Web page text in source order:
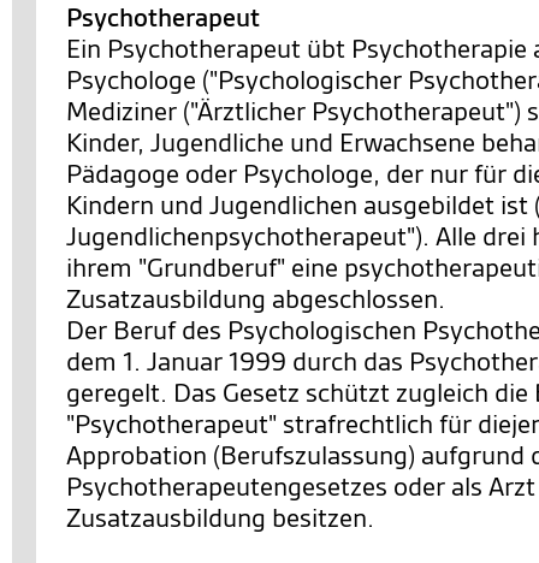
Psychotherapeut
Ein Psychotherapeut übt Psychotherapie
Psychologe ("Psychologischer
Mediziner ("Ärztlicher Psychotherapeut")
Kinder, Jugendliche und Erwachsene
Pädagoge oder Psychologe, der nur für
Kindern und Jugendlichen ausgebildet ist
Jugendlichenpsychotherapeut"). Alle drei
ihrem "Grundberuf" eine
Zusatzausbildung abgeschlossen.
Der Beruf des Psychologischen
dem 1. Januar 1999 durch das
geregelt. Das Gesetz schützt zugleich
"Psychotherapeut" strafrechtlich für
Approbation (Berufszulassung) aufgrund
Psychotherapeutengesetzes oder als
Zusatzausbildung besitzen.